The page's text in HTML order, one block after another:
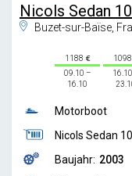
Nicols Sedan
Buzet-sur-Baïse,
1188
09.10 –
16.10
1098
Motorboot
Nicols Sedan
Baujahr: 2003